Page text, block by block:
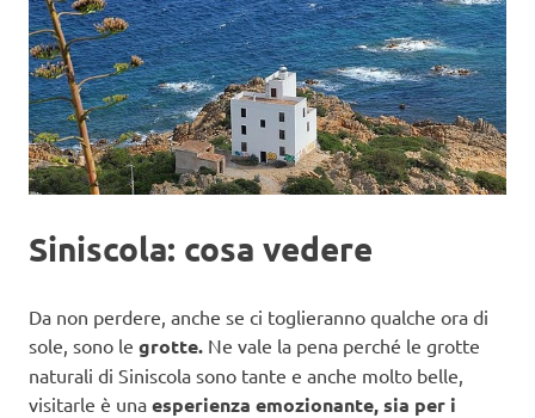
Siniscola: cosa vedere
Da non perdere, anche se ci toglieranno qualche ora di
sole, sono le grotte. Ne vale la pena perché le grotte
naturali di Siniscola sono tante e anche molto belle,
visitarle è una esperienza emozionante, sia per i